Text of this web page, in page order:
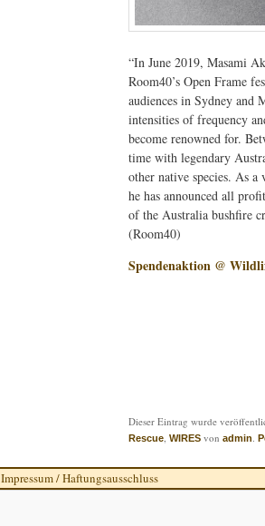
“In June 2019, Masami
Room40’s Open Frame
audiences in Sydney and
intensities of frequency
become renowned for.
time with legendary
other native species. As
he has announced all
of the Australia bushfire
(Room40)
Spendenaktion @
Dieser Eintrag wurde
Rescue, WIRESvon admin.
Impressum / Haftungsausschluss